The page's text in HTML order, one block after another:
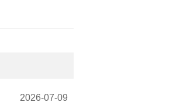
2026-07-09